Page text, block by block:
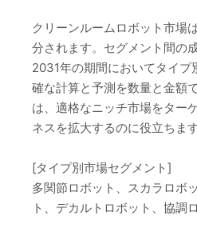
クリーンルームロボット市場
分されます。セグメント間の
2031年の期間においてタイプ
確な計算と予測を数量と金額
は、適格なニッチ市場をター
ネスを拡大するのに役立ちます
[タイプ別市場セグメント]
多関節ロボット、スカラロボ
ト、デカルトロボット、協調